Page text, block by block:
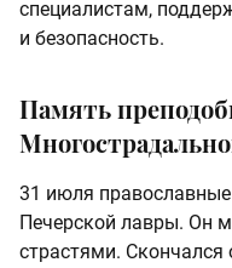
специалистам,
и безопасность.
Память
31 июля
Печерской лавры. Он
страстями.